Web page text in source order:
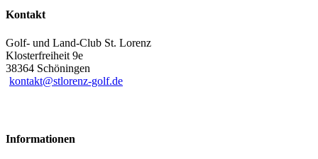
Kontakt
Golf- und Land-Club St. Lorenz
Klosterfreiheit 9e
38364 Schöningen
kontakt@stlorenz-golf.de
Informationen